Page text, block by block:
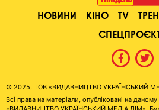
НОВИНИ КІНО TV
© 2025, ТОВ «ВИДАВНИЦТВО УКРАЇНСЬКИЙ
Всі права на матеріали, опубліковані на